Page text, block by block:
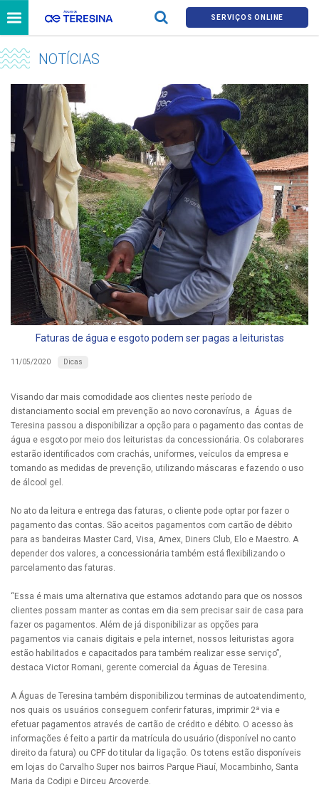
SERVIÇOS ONLINE
NOTÍCIAS
Faturas de água e esgoto podem ser pagas a leituristas
11/05/2020 Dicas
Visando dar mais comodidade aos clientes neste período de
distanciamento social em prevenção ao novo coronavírus, a Águas de
Teresina passou a disponibilizar a opção para o pagamento das contas de
água e esgoto por meio dos leituristas da concessionária. Os colaborares
estarão identificados com crachás, uniformes, veículos da empresa e
tomando as medidas de prevenção, utilizando máscaras e fazendo o uso
de álcool gel.
No ato da leitura e entrega das faturas, o cliente pode optar por fazer o
pagamento das contas. São aceitos pagamentos com cartão de débito
para as bandeiras Master Card, Visa, Amex, Diners Club, Elo e Maestro. A
depender dos valores, a concessionária também está flexibilizando o
parcelamento das faturas.
“Essa é mais uma alternativa que estamos adotando para que os nossos
clientes possam manter as contas em dia sem precisar sair de casa para
fazer os pagamentos. Além de já disponibilizar as opções para
pagamentos via canais digitais e pela internet, nossos leituristas agora
estão habilitados e capacitados para também realizar esse serviço”,
destaca Victor Romani, gerente comercial da Águas de Teresina.
A Águas de Teresina também disponibilizou terminas de autoatendimento,
nos quais os usuários conseguem conferir faturas, imprimir 2ª via e
efetuar pagamentos através de cartão de crédito e débito. O acesso às
informações é feito a partir da matrícula do usuário (disponível no canto
direito da fatura) ou CPF do titular da ligação. Os totens estão disponíveis
em lojas do Carvalho Super nos bairros Parque Piauí, Mocambinho, Santa
Maria da Codipi e Dirceu Arcoverde.